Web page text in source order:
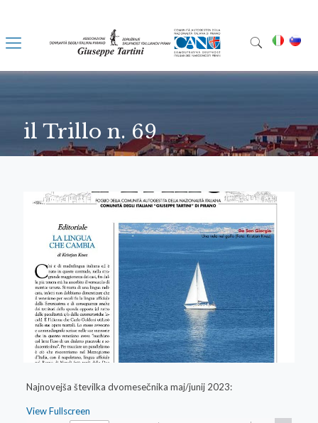
il Trillo n. 69
Najnovejša številka dvomesečnika maj/junij 2023:
View Fullscreen